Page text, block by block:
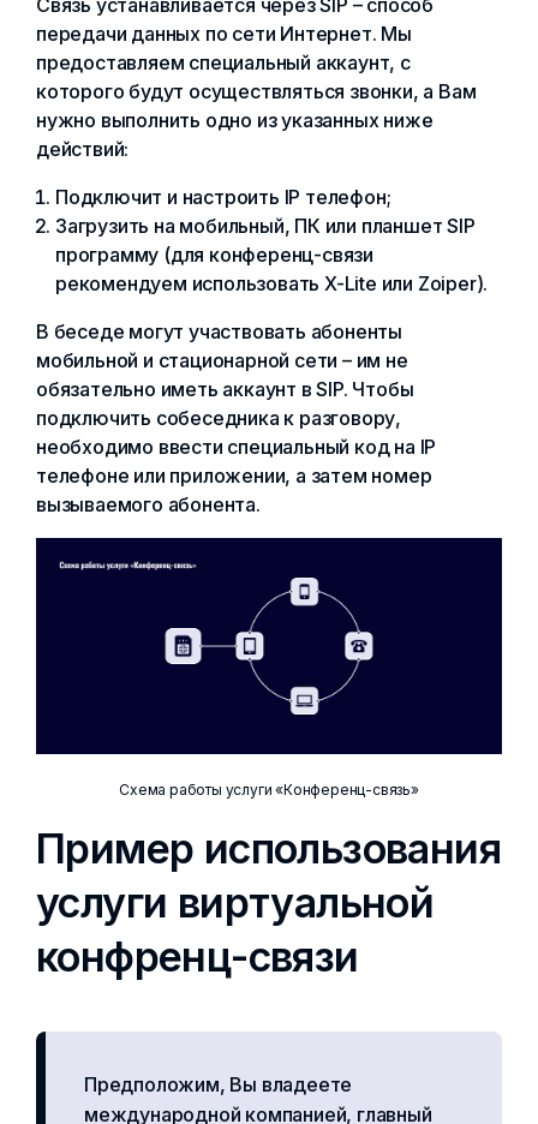
Связь устанавливается через SIP – способ
передачи данных по сети Интернет. Мы
предоставляем специальный аккаунт, с
которого будут осуществляться звонки, а Вам
нужно выполнить одно из указанных ниже
действий:
Подключит и настроить IP телефон;
Загрузить на мобильный, ПК или планшет SIP
программу (для конференц-связи
рекомендуем использовать X-Lite или Zoiper).
В беседе могут участвовать абоненты
мобильной и стационарной сети – им не
обязательно иметь аккаунт в SIP. Чтобы
подключить собеседника к разговору,
необходимо ввести специальный код на IP
телефоне или приложении, а затем номер
вызываемого абонента.
Схема работы услуги «Конференц-связь»
Пример использования
услуги виртуальной
конфренц-связи
Предположим, Вы владеете
международной компанией, главный